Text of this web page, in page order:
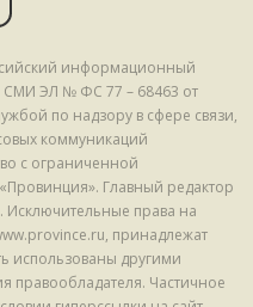
информационный
СМИ ЭЛ № ФС 77 – 68463 от
по надзору в сфере связи,
коммуникаций
с ограниченной
Главный редактор
Исключительные права на
принадлежат
использованы другими
правообладателя. Частичное